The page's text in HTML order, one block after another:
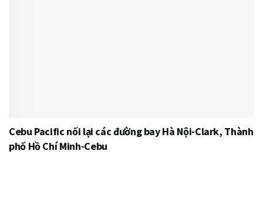
Cebu Pacific nối lại các đường bay Hà Nội-Clark, Thành
phố Hồ Chí Minh-Cebu